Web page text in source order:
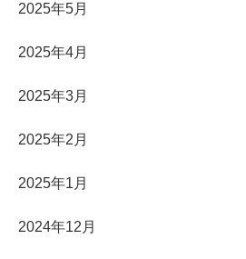
2025年5月
2025年4月
2025年3月
2025年2月
2025年1月
2024年12月